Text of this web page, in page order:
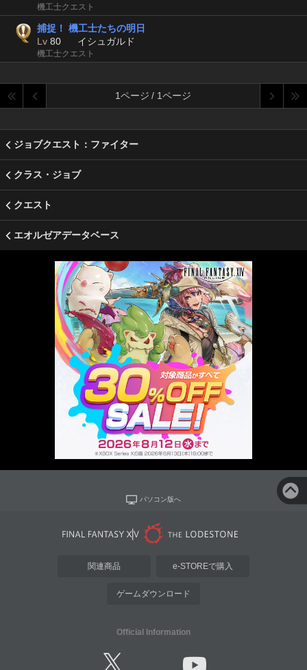
機工士クエスト
捕捉！ 機工士たちの明日
Lv 80 イシュガルド
機工士クエスト
1ページ / 1ページ
ジョブクエスト：ファイター
クラス・ジョブ
クエスト
エオルゼアデータベース
パソコン版へ
関連商品 e-STOREで購入
ゲームダウンロード
Official Information